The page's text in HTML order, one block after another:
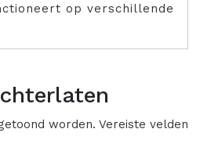
op verschillende
worden. Vereiste velden